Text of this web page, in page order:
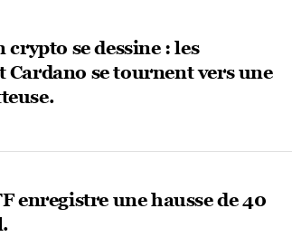
se dessine : les
se tournent vers une
enregistre une hausse de 40